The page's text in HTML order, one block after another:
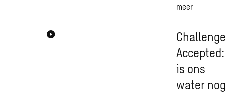
meer
Challenge
Accepted:
is ons
water nog